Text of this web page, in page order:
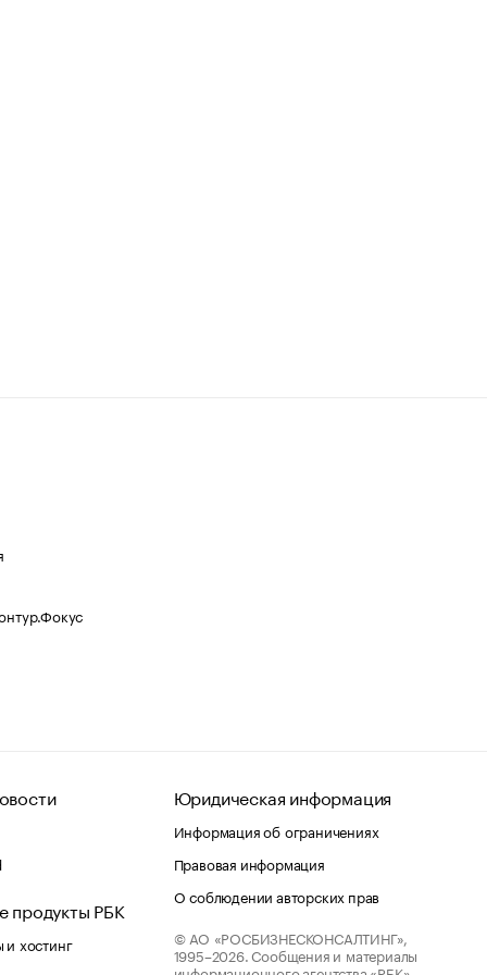
продукты РБК
хостинг
Юридическая информация
Информация об ограничениях
Правовая информация
О соблюдении авторских прав
© АО «РОСБИЗНЕСКОНСАЛТИНГ»,
1995–2026. Сообщения и материалы